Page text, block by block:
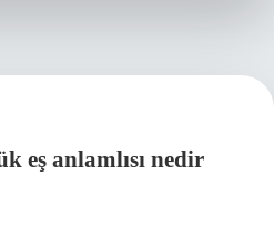
eş anlamlısı nedir